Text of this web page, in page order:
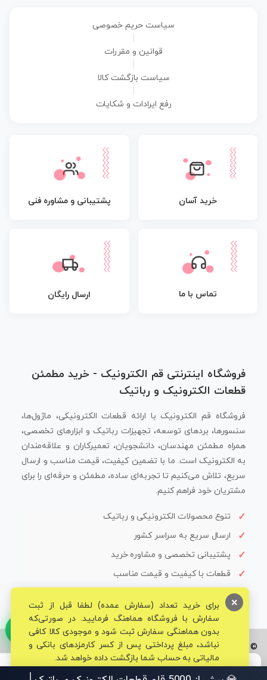
سیاست حریم خصوصی
قوانین و مقررات
سیاست بازگشت کالا
رفع ایرادات و شکایات
خرید آسان پشتیبانی و مشاوره فنی
تماس با ما ارسال رایگان
فروشگاه اینترنتی قم الکترونیک - خرید مطمئن
قطعات الکترونیک و رباتیک
فروشگاه قم الکترونیک با ارائه قطعات الکترونیکی، ماژول‌ها،
سنسورها، بردهای توسعه، تجهیزات رباتیک و ابزارهای تخصصی،
همراه مطمئن مهندسان، دانشجویان، تعمیرکاران و علاقه‌مندان
به الکترونیک است. ما با تضمین کیفیت، قیمت مناسب و ارسال
سریع، تلاش می‌کنیم تا تجربه‌ای ساده، مطمئن و حرفه‌ای را برای
مشتریان خود فراهم کنیم.
تنوع محصولات الکترونیکی و رباتیک
ارسال سریع به سراسر کشور
پشتیبانی تخصصی و مشاوره خرید
قطعات با کیفیت و قیمت مناسب
© تمامی حقوق برای فروشگاه تخصصی قم الکترونیک محفوظ می‌باشد.
برای خرید تعداد (سفارش عمده) لطفا قبل از ثبت
سفارش با فروشگاه هماهنگ فرمایید. در صورتی‌که
بدون هماهنگی سفارش ثبت شود و موجودی کالا کافی
نباشد، مبلغ پرداختی پس از کسر کارمزدهای بانکی و
مالیاتی به حساب شما بازگشت داده خواهد شد.
×